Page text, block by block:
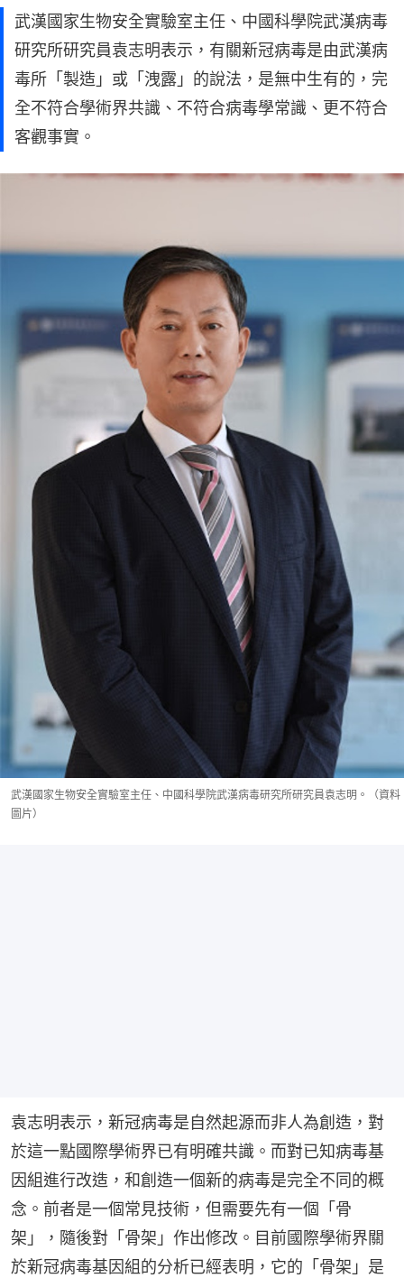
武漢國家生物安全實驗室主任、中國科學院武漢病毒
研究所研究員袁志明表示，有關新冠病毒是由武漢病
毒所「製造」或「洩露」的說法，是無中生有的，完
全不符合學術界共識、不符合病毒學常識、更不符合
客觀事實。
武漢國家生物安全實驗室主任、中國科學院武漢病毒研究所研究員袁志明。（資料
圖片）
袁志明表示，新冠病毒是自然起源而非人為創造，對
於這一點國際學術界已有明確共識。而對已知病毒基
因組進行改造，和創造一個新的病毒是完全不同的概
念。前者是一個常見技術，但需要先有一個「骨
架」，隨後對「骨架」作出修改。目前國際學術界關
於新冠病毒基因組的分析已經表明，它的「骨架」是